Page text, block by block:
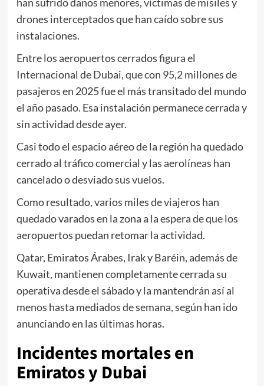
drones interceptados que han caído sobre sus
instalaciones.
Entre los aeropuertos cerrados figura el
Internacional de Dubai, que con 95,2 millones de
pasajeros en 2025 fue el más transitado del mundo
el año pasado. Esa instalación permanece cerrada y
sin actividad desde ayer.
Casi todo el espacio aéreo de la región ha quedado
cerrado al tráfico comercial y las aerolíneas han
cancelado o desviado sus vuelos.
Como resultado, varios miles de viajeros han
quedado varados en la zona a la espera de que los
aeropuertos puedan retomar la actividad.
Qatar, Emiratos Árabes, Irak y Baréin, además de
Kuwait, mantienen completamente cerrada su
operativa desde el sábado y la mantendrán así al
menos hasta mediados de semana, según han ido
anunciando en las últimas horas.
Incidentes mortales en
Emiratos y Dubai